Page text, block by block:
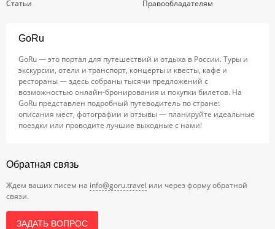
Статьи
Правообладателям
GoRu
GoRu — это портал для путешествий и отдыха в России. Туры и
экскурсии, отели и транспорт, концерты и квесты, кафе и
рестораны — здесь собраны тысячи предложений с
возможностью онлайн-бронирования и покупки билетов. На
GoRu представлен подробный путеводитель по стране:
описания мест, фотографии и отзывы — планируйте идеальные
поездки или проводите лучшие выходные с нами!
Обратная связь
Ждем ваших писем на info@goru.travel или через форму обратной
связи.
ЗАДАТЬ ВОПРОС